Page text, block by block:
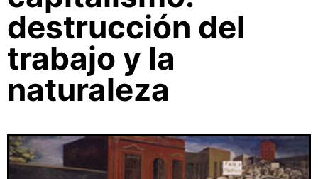
destrucción del
trabajo y la
naturaleza